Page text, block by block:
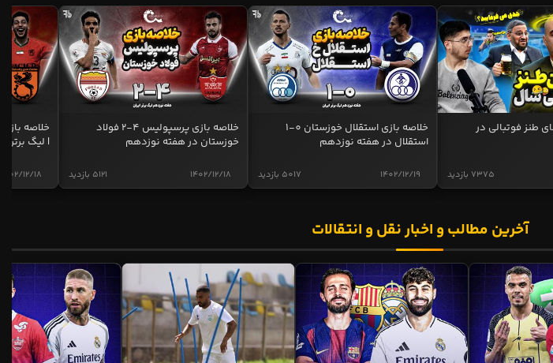
طنز فوتبالی در
7375 بازدید
خلاصه بازی استقلال خوزستان 0-1
استقلال در هفته نوزدهم
5017 بازدید 1402/12/19
خلاصه بازی پرسپولیس 4-2 فولاد
خوزستان در هفته نوزدهم
5121 بازدید 1402/12/18
| لیگ برتر
1402/12/18
آخرین مطالب و اخبار نقل و انتقالات